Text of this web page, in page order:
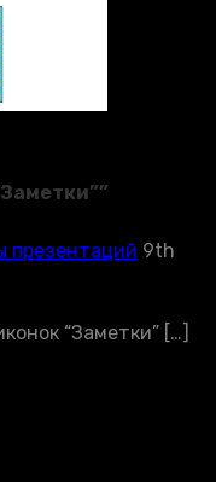
”
презентаций 9th
“Заметки” […]